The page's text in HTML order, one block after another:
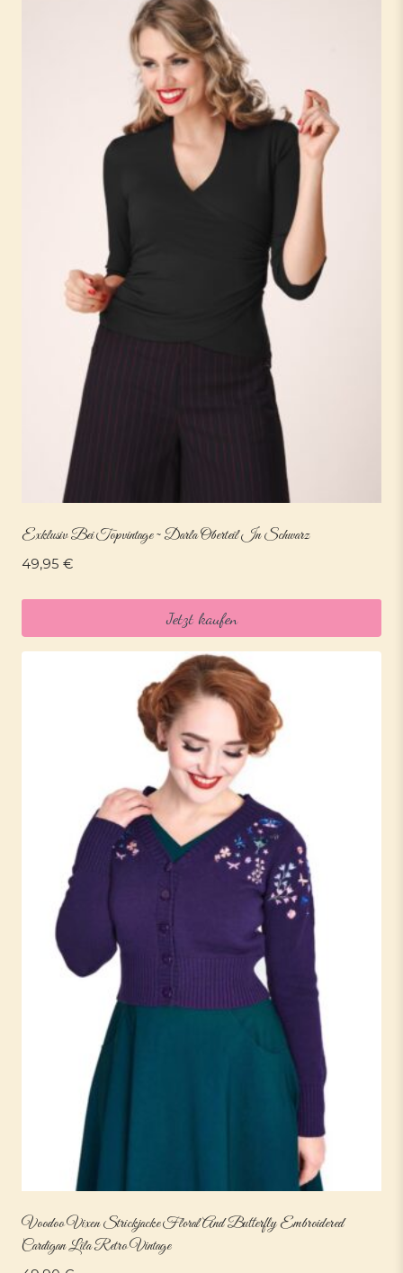
Exklusiv Bei Topvintage ~ Darla Oberteil In Schwarz
49,95 €
Jetzt kaufen
Voodoo Vixen Strickjacke Floral And Butterfly Embroidered
Cardigan Lila Retro Vintage